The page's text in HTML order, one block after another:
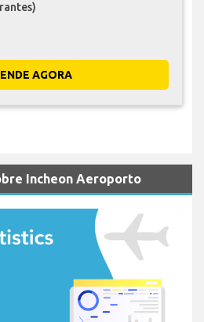
AGORA
Incheon Aeroporto